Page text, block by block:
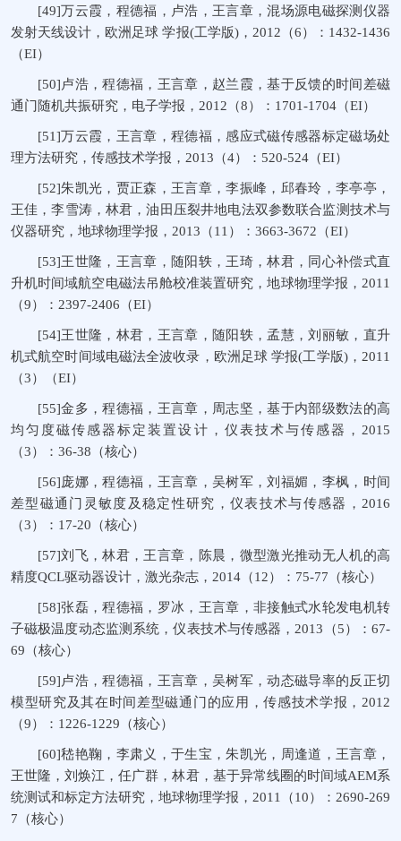
[49]万云霞，程德福，卢浩，王言章，混场源电磁探测仪器
发射天线设计，欧洲足球 学报(工学版)，2012（6）：1432-1436
（EI）
[50]卢浩，程德福，王言章，赵兰霞，基于反馈的时间差磁
通门随机共振研究，电子学报，2012（8）：1701-1704（EI）
[51]万云霞，王言章，程德福，感应式磁传感器标定磁场处
理方法研究，传感技术学报，2013（4）：520-524（EI）
[52]朱凯光，贾正森，王言章，李振峰，邱春玲，李亭亭，
王佳，李雪涛，林君，油田压裂井地电法双参数联合监测技术与
仪器研究，地球物理学报，2013（11）：3663-3672（EI）
[53]王世隆，王言章，随阳轶，王琦，林君，同心补偿式直
升机时间域航空电磁法吊舱校准装置研究，地球物理学报，2011
（9）：2397-2406（EI）
[54]王世隆，林君，王言章，随阳轶，孟慧，刘丽敏，直升
机式航空时间域电磁法全波收录，欧洲足球 学报(工学版)，2011
（3）（EI）
[55]金多，程德福，王言章，周志坚，基于内部级数法的高
均匀度磁传感器标定装置设计，仪表技术与传感器，2015
（3）：36-38（核心）
[56]庞娜，程德福，王言章，吴树军，刘福媚，李枫，时间
差型磁通门灵敏度及稳定性研究，仪表技术与传感器，2016
（3）：17-20（核心）
[57]刘飞，林君，王言章，陈晨，微型激光推动无人机的高
精度QCL驱动器设计，激光杂志，2014（12）：75-77（核心）
[58]张磊，程德福，罗冰，王言章，非接触式水轮发电机转
子磁极温度动态监测系统，仪表技术与传感器，2013（5）：67-
69（核心）
[59]卢浩，程德福，王言章，吴树军，动态磁导率的反正切
模型研究及其在时间差型磁通门的应用，传感技术学报，2012
（9）：1226-1229（核心）
[60]嵇艳鞠，李肃义，于生宝，朱凯光，周逢道，王言章，
王世隆，刘焕江，任广群，林君，基于异常线圈的时间域AEM系
统测试和标定方法研究，地球物理学报，2011（10）：2690-269
7（核心）